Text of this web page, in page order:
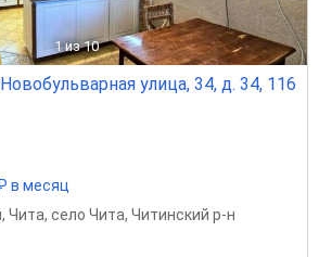
1 из 10
улица, 34, д. 34, 116
в месяц
, Чита, село Чита, Читинский р-н